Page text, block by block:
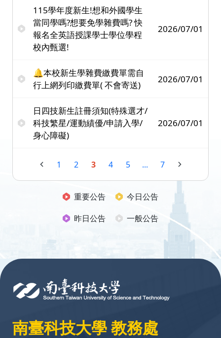
115學年度新生!想和外國學生
當同學嗎?想要免學雜費嗎? 快
報名全英語授課學士學位學程
校內甄選!
2026/07/01
🔔本校新生學雜費繳費單需自
行上網列印繳費單( 不會寄送)
2026/07/01
日四技新生註冊須知(特殊選才/
科技繁星/運動績優/申請入學/
身心障礙)
2026/07/01
1 2 3 4 5 ... 7
重要公告
今日公告
昨日公告
一般公告
南臺科技大學 教務處